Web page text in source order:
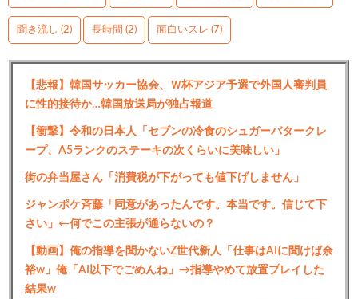
聞き流し (2) 長時間 (2) 面白いスレ (7)
【悲報】韓国サッカー協会、Ｗ杯アジア予選で外国人審判員
に性的接待か…韓国放送局が独占報道
【衝撃】令和の日本人「セブンの冷食のシュガーバタークレ
ープ、A5ランクのステーキの次くらいに美味しい」
街の弁当屋さん「消費税が下がっても値下げしません」
ジャンポケ斉藤「同意があったんです。本当です。信じて下
さい」←何でこの主張が通らないの？
【動画】俺の指導を聞かないZ世代新人「仕事はAIに聞けば余
裕w」俺「AI以下でごめんね」→指導やめて放置プレイした
結果w